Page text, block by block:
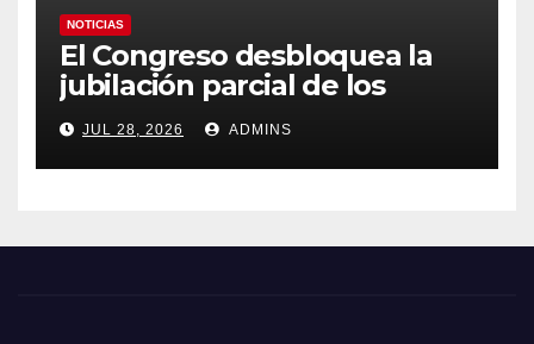
NOTICIAS
El Congreso desbloquea la
jubilación parcial de los
trabajadores laborales del
sector público
JUL 28, 2026 ADMINS